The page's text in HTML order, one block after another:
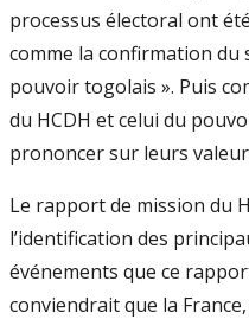
processus électoral ont
comme la confirmation du
pouvoir togolais ». Puis
du HCDH et celui du
prononcer sur leurs
Le rapport de mission du
l’identification des
événements que ce
conviendrait que la